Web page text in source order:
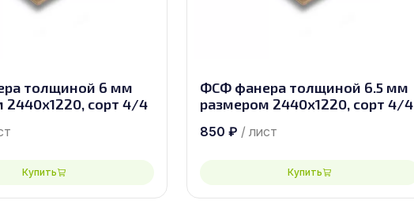
толщиной 6 мм
2440х1220, сорт 4/4
Купить
ФСФ фанера толщиной 6.5 мм
размером 2440х1220, сорт 4/4
850 ₽ / лист
Купить